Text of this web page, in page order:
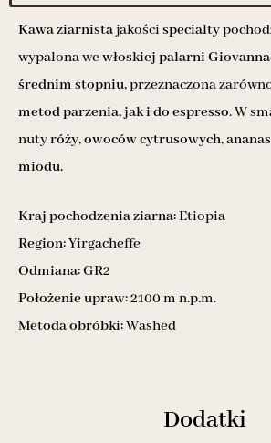
Kawa ziarnistajakościspecialty
wypalona wewłoskiej palarni
średnim stopniu, przeznaczona
metod parzenia, jak i do espresso. W
nutyróży, owoców cytrusowych,
miodu.
Kraj pochodzenia ziarna:Etiopia
Region:Yirgacheffe
Odmiana:GR2
Położenie upraw:2100 m n.p.m.
Metoda obróbki:Washed
Dodatki